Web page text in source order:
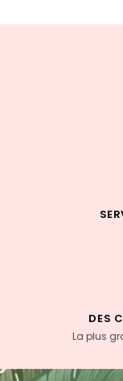
DES
La plus